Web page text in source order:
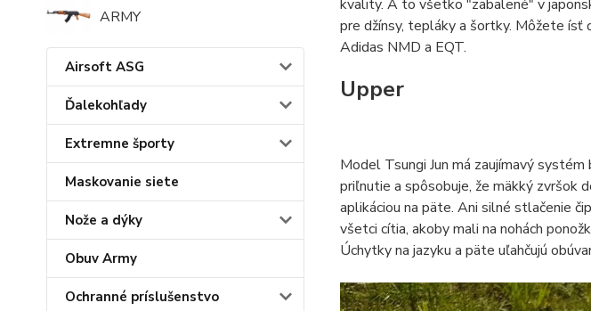
ARMY
Airsoft ASG
Ďalekohľady
Extremne športy
Maskovanie siete
Nože a dýky
Obuv Army
Ochranné príslušenstvo
kvality. A to všetko "zabalené" v
pre džínsy, tepláky a šortky. Môžete ísť
Adidas NMD a EQT.
Upper
Model Tsungi Jun má zaujímavý
priľnutie a spôsobuje, že mäkký zvršok
aplikáciou na päte. Ani silné stlačenie
všetci cítia, akoby mali na nohách
Úchytky na jazyku a päte uľahčujú